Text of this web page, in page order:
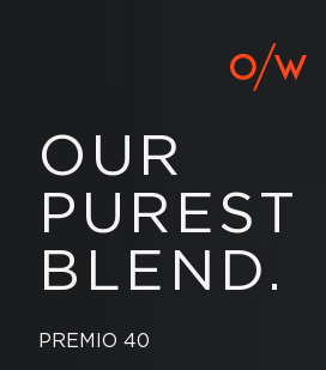
OUR
PUREST
BLEND.
PREMIO 40